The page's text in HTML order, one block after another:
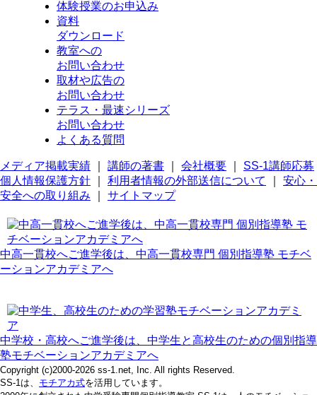
体験授業のお申込み
資料
ダウンロード
教室への
お問い合わせ
取材や広告の
お問い合わせ
テラス・最速シリーズ
お問い合わせ
よくある質問
メディア掲載実績 講師の著書 会社概要
SS-1講師応募
個人情報保護方針
利用者情報の外部送信について
安心・
安全への取り組み
サイトマップ
中高一貫校へご進学後は、中高一貫校専門 個別指導塾 モチベ
ーションアカデミアへ
中学校・高校へご進学後は、中学生と高校生のための個別指導
塾モチベーションアカデミアへ
Copyright (c)2000-2026 ss-1.net, Inc. All rights Reserved.
SS-1は、 モチアカ式を活用しています。